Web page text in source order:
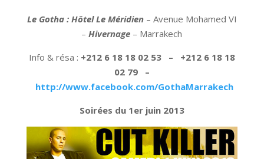
Le Gotha : Hôtel Le Méridien– Avenue Mohamed VI
–Hivernage – Marrakech
Info & résa : +212 6 18 18 02 53 – +212 6 18 18
02 79 –
http://www.facebook.com/GothaMarrakech
Soirées du 1er juin 2013